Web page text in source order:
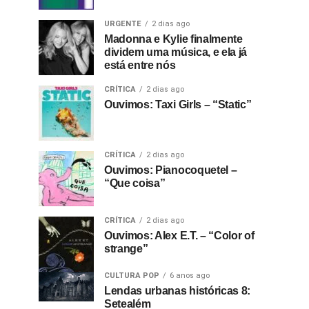
URGENTE 2 dias ago
Madonna e Kylie finalmente
dividem uma música, e ela já
está entre nós
CRÍTICA 2 dias ago
Ouvimos: Taxi Girls – “Static”
CRÍTICA 2 dias ago
Ouvimos: Pianocoquetel –
“Que coisa”
CRÍTICA 2 dias ago
Ouvimos: Alex E.T. – “Color of
strange”
CULTURA POP 6 anos ago
Lendas urbanas históricas 8:
Setealém